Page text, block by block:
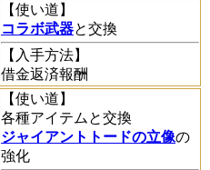
【使い道】
コラボ武器と交換
【入手方法】
借金返済報酬
【使い道】
各種アイテムと交換
ジャイアントトードの立像の
強化